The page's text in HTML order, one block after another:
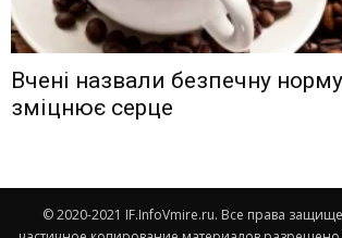
Вчені назвали безпечну
зміцнює серце
© 2020-2021 IF.InfoVmire.ru. Все права